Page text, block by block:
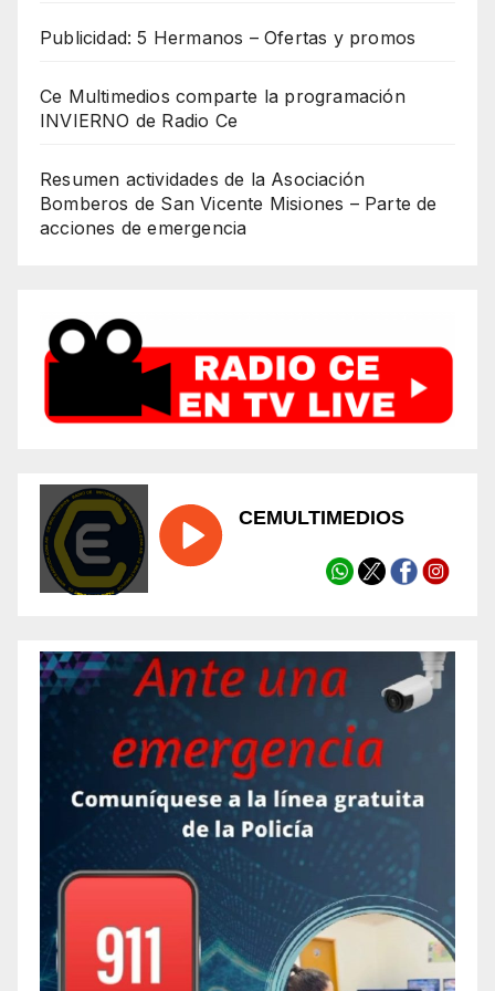
Publicidad: 5 Hermanos – Ofertas y promos
Ce Multimedios comparte la programación
INVIERNO de Radio Ce
Resumen actividades de la Asociación
Bomberos de San Vicente Misiones – Parte de
acciones de emergencia